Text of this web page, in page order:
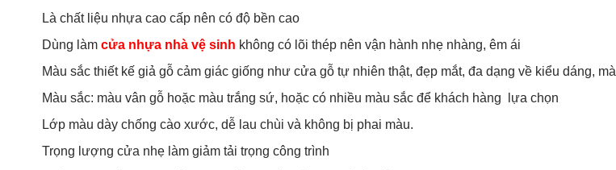
Là chất liệu nhựa cao cấp nên có độ bền cao
Dùng làm cửa nhựa nhà vệ sinh không có lõi thép nên vận hành nhẹ nhàng, êm ái
Màu sắc thiết kế giả gỗ cảm giác giống như cửa gỗ tự nhiên thật, đẹp mắt, đa dạng về kiểu dáng,
Màu sắc: màu vân gỗ hoặc màu trắng sứ, hoặc có nhiều màu sắc để khách hàng lựa chọn
Lớp màu dày chống cào xước, dễ lau chùi và không bị phai màu.
Trọng lượng cửa nhẹ làm giảm tải trọng công trình